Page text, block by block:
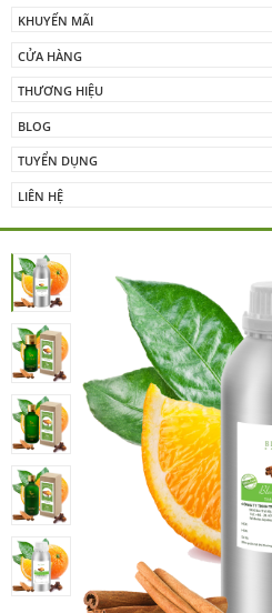
KHUYẾN MÃI
CỬA HÀNG
THƯƠNG HIỆU
BLOG
TUYỂN DỤNG
LIÊN HỆ